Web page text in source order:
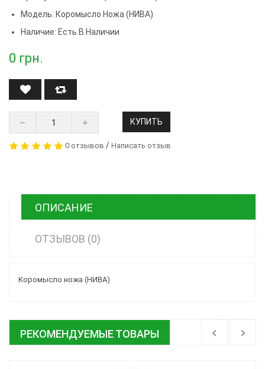
Модель: Коромысло Ножа (НИВА)
Наличие: Есть В Наличии
0 грн.
КУПИТЬ
0 отзывов / Написать отзыв
ОПИСАНИЕ
ОТЗЫВОВ (0)
Коромысло ножа (НИВА)
РЕКОМЕНДУЕМЫЕ ТОВАРЫ